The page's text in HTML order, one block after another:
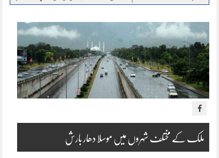
ملک کے مختلف شہروں میں موسلا دھار بارش